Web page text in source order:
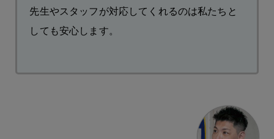
先生やスタッフが対応してくれるのは私たちと
しても安心します。